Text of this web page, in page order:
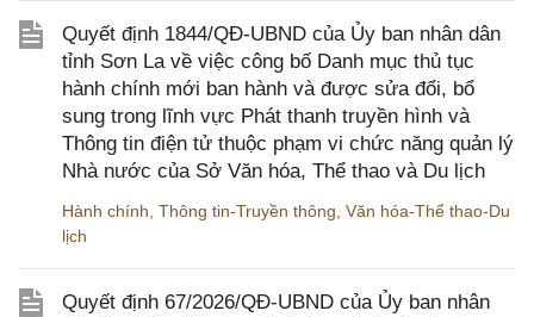
Quyết định 1844/QĐ-UBND của Ủy ban nhân dân
tỉnh Sơn La về việc công bố Danh mục thủ tục
hành chính mới ban hành và được sửa đổi, bổ
sung trong lĩnh vực Phát thanh truyền hình và
Thông tin điện tử thuộc phạm vi chức năng quản lý
Nhà nước của Sở Văn hóa, Thể thao và Du lịch
Hành chính Thông tin-Truyền thông Văn hóa-Thể thao-Du
lịch
Quyết định 67/2026/QĐ-UBND của Ủy ban nhân